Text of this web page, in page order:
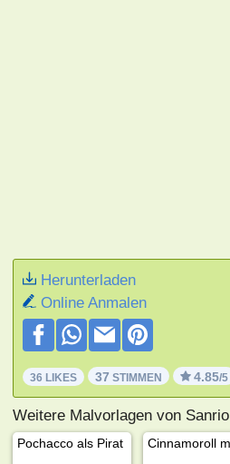
Herunterladen
Online Anmalen
36 LIKES 37 STIMMEN 4.85/5
Weitere Malvorlagen von Sanrio
Pochacco als Pirat